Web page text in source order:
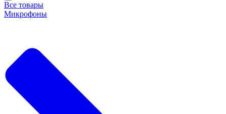
Все товары
Микрофоны